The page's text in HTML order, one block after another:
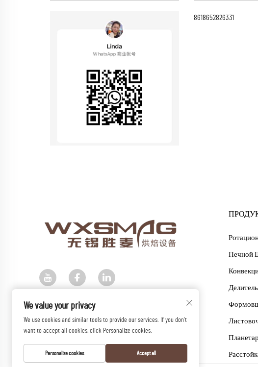
8618652826331
Печной
We value your privacy
We use cookies and similar tools to provide our services. If you don't
want to accept all cookies, click Personalize cookies.
Personalize cookies Accept all